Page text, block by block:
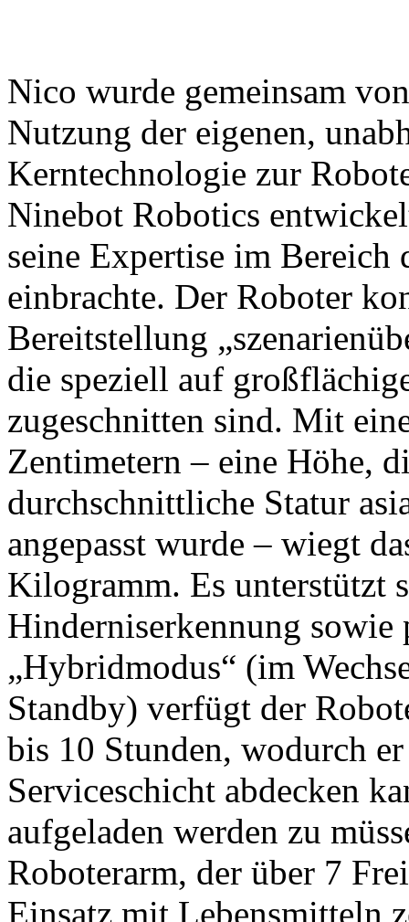
Nico wurde gemeinsam
Nutzung der eigenen,
Kerntechnologie zur
Ninebot Robotics
seine Expertise im
einbrachte. Der Roboter
Bereitstellung
die speziell auf
zugeschnitten sind. Mit
Zentimetern – eine Höhe,
durchschnittliche Statur
angepasst wurde – wiegt
Kilogramm. Es unterstützt
Hinderniserkennung sowie
„Hybridmodus“ (im
Standby) verfügt der
bis 10 Stunden, wodurch
Serviceschicht abdecken
aufgeladen werden zu
Roboterarm, der über 7
Einsatz mit Lebensmitteln